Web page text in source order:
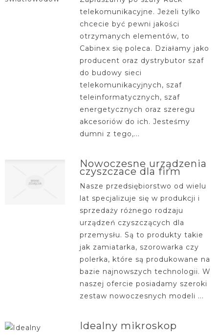
telekomunikacyjne. Jeżeli tylko
chcecie być pewni jakości
otrzymanych elementów, to
Cabinex się poleca. Działamy jako
producent oraz dystrybutor szaf
do budowy sieci
telekomunikacyjnych, szaf
teleinformatycznych, szaf
energetycznych oraz szeregu
akcesoriów do ich. Jesteśmy
dumni z tego,...
Nowoczesne urządzenia
czyszczace dla firm
Nasze przedsiębiorstwo od wielu
lat specjalizuje się w produkcji i
sprzedaży różnego rodzaju
urządzeń czyszczących dla
przemysłu. Są to produkty takie
jak zamiatarka, szorowarka czy
polerka, które są produkowane na
bazie najnowszych technologii. W
naszej ofercie posiadamy szeroki
zestaw nowoczesnych modeli ...
Idealny mikroskop